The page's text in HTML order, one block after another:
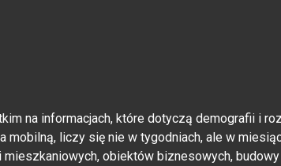
na informacjach, które dotyczą demografii i
mobilną, liczy się nie w tygodniach, ale w
obiektów biznesowych,